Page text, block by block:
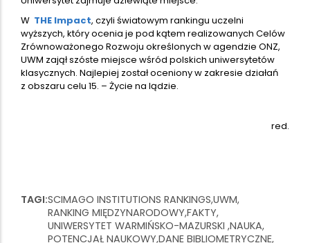
W THE Impact, czyli światowym rankingu uczelni
wyższych, który ocenia je pod kątem realizowanych Celów
Zrównoważonego Rozwoju określonych w agendzie ONZ,
UWM zajął szóste miejsce wśród polskich uniwersytetów
klasycznych. Najlepiej został oceniony w zakresie działań
z obszaru celu 15. – Życie na lądzie.
red.
TAGI SCIMAGO INSTITUTIONS RANKINGS UWM
RANKING MIĘDZYNARODOWY FAKTY
UNIWERSYTET WARMIŃSKO-MAZURSKI NAUKA
POTENCJAŁ NAUKOWY DANE BIBLIOMETRYCZNE